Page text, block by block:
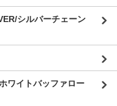
シルバーチェーン
ワイトバッファロー